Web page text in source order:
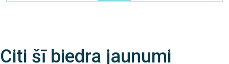
Citi šī biedra jaunumi